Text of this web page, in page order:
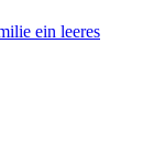
ein leeres